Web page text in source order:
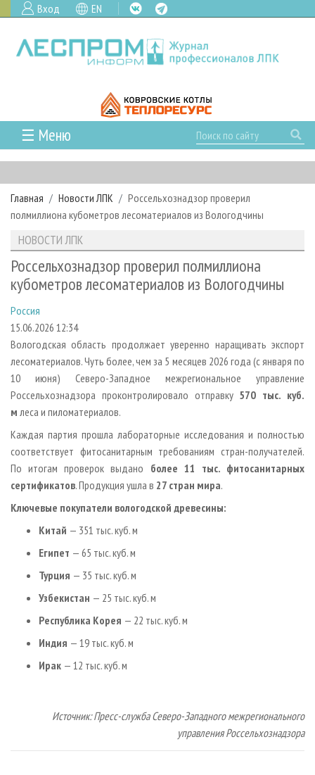
Вход EN
☰ Меню
ГЛАВНАЯ
РУБРИКИ И ТЕМЫ
РУБРИКИ ЖУРНАЛА
ЛЕСОЗАГОТОВКА
ЛЕСОПИЛЕНИЕ
СУШКА ДРЕВЕСИНЫ
ПРОИЗВОДСТВО ДРЕВЕСНЫХ ПЛИТ
ДЕРЕВЯННОЕ ДОМОСТРОЕНИЕ
ПРОИЗВОДСТВО МЕБЕЛИ
БИОЭНЕРГЕТИКА
ЦБП
ИНСТРУМЕНТ И МАТЕРИАЛЫ
НОВОСТИ
НОВОСТИ ЛПК
НОВОСТИ ЖУРНАЛА
ПРОЕКТЫ ЛПИ
АНАЛИТИКА
ПРЕДПРИЯТИЯ ЛПК
ПЕРСОНЫ
МОБИЛЬНЫЕ ВЫСТАВКИ
ОФИЦИАЛЬНЫЕ ДЕЛЕГАЦИИ
ПРИОРИТЕТНЫЕ ИНВЕСТПРОЕКТЫ
RUSSIAN FORESTRY REVIEW
ГАЗЕТА ЛЕСПРОМФОРУМ
БИБЛИОТЕКА СПЕЦИАЛИСТА
АРХИВ ЖУРНАЛОВ
О ЖУРНАЛЕ
КОНТАКТЫ
РЕКЛАМОДАТЕЛЯМ
РЕКЛАМА
РЕКЛАМА НА САЙТЕ
Главная Новости ЛПК
Россельхознадзор проверил
полмиллиона кубометров лесоматериалов из Вологодчины
НОВОСТИ ЛПК
Россельхознадзор проверил полмиллиона
кубометров лесоматериалов из Вологодчины
Россия
15.06.2026 12:34
Вологодская область продолжает уверенно наращивать экспорт
лесоматериалов. Чуть более, чем за 5 месяцев 2026 года (с января по
10 июня) Северо-Западное межрегиональное управление
Россельхознадзора проконтролировало отправку 570 тыс. куб.
м леса и пиломатериалов.
Каждая партия прошла лабораторные исследования и полностью
соответствует фитосанитарным требованиям стран-получателей.
По итогам проверок выдано более 11 тыс. фитосанитарных
сертификатов. Продукция ушла в 27 стран мира.
Ключевые покупатели вологодской древесины:
Китай — 351 тыс. куб. м
Египет — 65 тыс. куб. м
Турция — 35 тыс. куб. м
Узбекистан — 25 тыс. куб. м
Республика Корея — 22 тыс. куб. м
Индия — 19 тыс. куб. м
Ирак — 12 тыс. куб. м
Источник: Пресс-служба Северо-Западного межрегионального
управления Россельхознадзора